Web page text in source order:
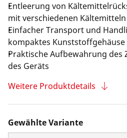
Entleerung von
mit verschiedenen
Einfacher Transport und
kompaktes Kunststoffgehäuse
Praktische Aufbewahrung des
des Geräts
Weitere Produktdetails
Gewählte Variante